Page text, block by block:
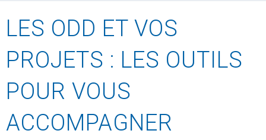
LES ODD ET VOS
PROJETS : LES OUTILS
POUR VOUS
ACCOMPAGNER